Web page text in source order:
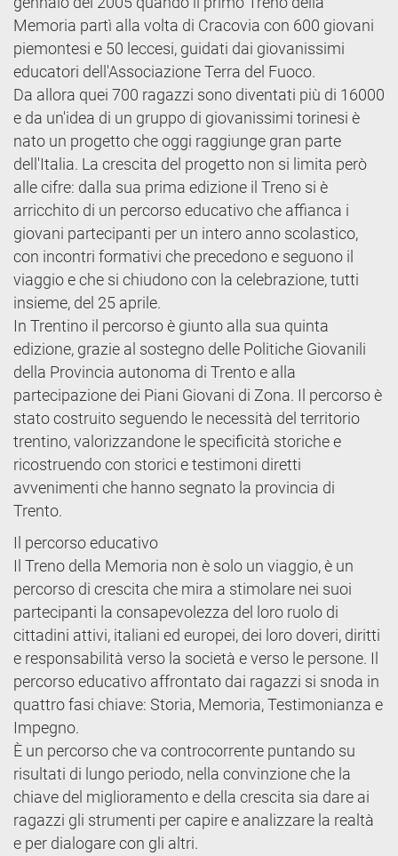
Memoria partì alla volta di Cracovia con 600 giovani
piemontesi e 50 leccesi, guidati dai giovanissimi
educatori dell'Associazione Terra del Fuoco.
Da allora quei 700 ragazzi sono diventati più di 16000
e da un'idea di un gruppo di giovanissimi torinesi è
nato un progetto che oggi raggiunge gran parte
dell'Italia. La crescita del progetto non si limita però
alle cifre: dalla sua prima edizione il Treno si è
arricchito di un percorso educativo che affianca i
giovani partecipanti per un intero anno scolastico,
con incontri formativi che precedono e seguono il
viaggio e che si chiudono con la celebrazione, tutti
insieme, del 25 aprile.
In Trentino il percorso è giunto alla sua quinta
edizione, grazie al sostegno delle Politiche Giovanili
della Provincia autonoma di Trento e alla
partecipazione dei Piani Giovani di Zona. Il percorso è
stato costruito seguendo le necessità del territorio
trentino, valorizzandone le specificità storiche e
ricostruendo con storici e testimoni diretti
avvenimenti che hanno segnato la provincia di
Trento.
Il percorso educativo
Il Treno della Memoria non è solo un viaggio, è un
percorso di crescita che mira a stimolare nei suoi
partecipanti la consapevolezza del loro ruolo di
cittadini attivi, italiani ed europei, dei loro doveri, diritti
e responsabilità verso la società e verso le persone. Il
percorso educativo affrontato dai ragazzi si snoda in
quattro fasi chiave: Storia, Memoria, Testimonianza e
Impegno.
È un percorso che va controcorrente puntando su
risultati di lungo periodo, nella convinzione che la
chiave del miglioramento e della crescita sia dare ai
ragazzi gli strumenti per capire e analizzare la realtà
e per dialogare con gli altri.